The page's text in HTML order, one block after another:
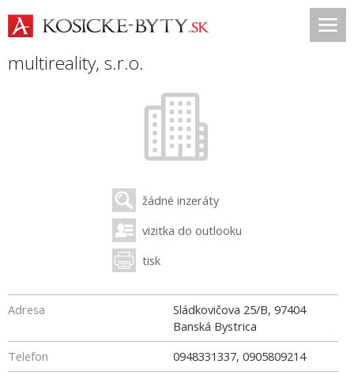
multireality, s.r.o.
žádné inzeráty
vizitka do outlooku
tisk
Adresa Sládkovičova 25/B, 97404
Banská Bystrica
Telefon
0948331337, 0905809214